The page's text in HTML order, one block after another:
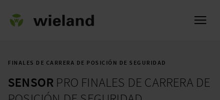
FINALES DE CARRERA DE POSICIÓN DE SEGURIDAD
SENSOR PRO FINALES DE CARRERA DE